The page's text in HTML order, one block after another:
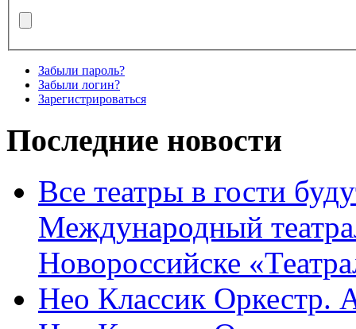
Забыли пароль?
Забыли логин?
Зарегистрироваться
Последние новости
Все театры в гости
Международный
Новороссийске
Нео Классик Оркестр.